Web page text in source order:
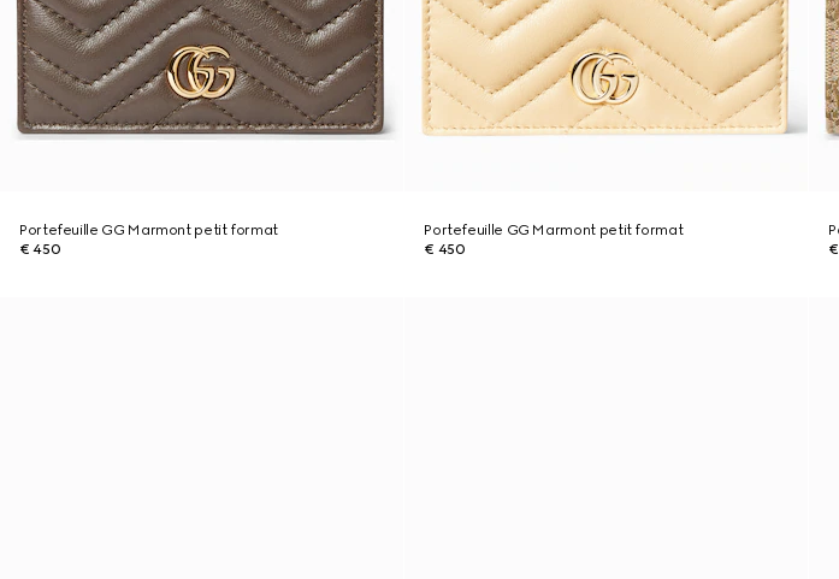
Portefeuille GG Marmont petit format
€ 450
Portefeuille GG Marmont petit format
€ 450